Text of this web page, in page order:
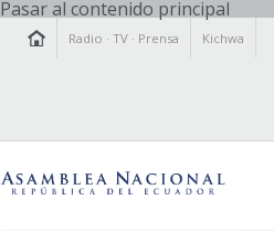
Pasar al contenido principal
Radio ·TV · Prensa Kichwa